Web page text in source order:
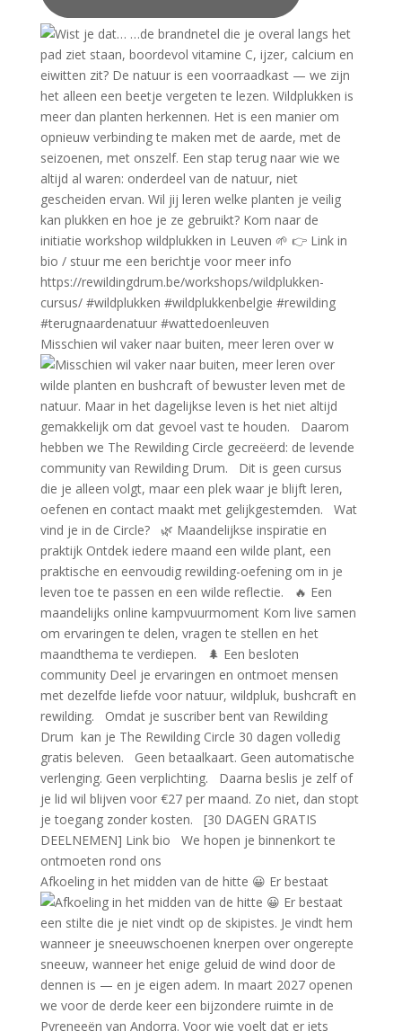
Misschien wil vaker naar buiten, meer leren over w
Afkoeling in het midden van de hitte 😀 Er bestaat